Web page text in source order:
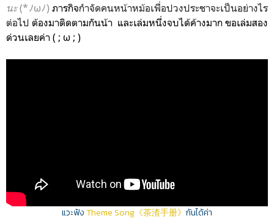
นะ(*ﾉωﾉ)ภารกิจกำจัดคนหน้าหม้อเพื่อปวงประชาจะเป็นอย่างไร
ต่อไป ต้องมาติดตามกันน้า และเล่มหนึ่งจบได้ค้างมาก ขอเล่มสอง
ด่วนเลยค่า ( ; ω ; )
แวะฟังTheme Song《茶渣手册》 กันได้ค่า